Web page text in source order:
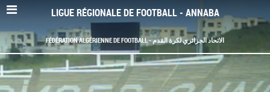
LIGUE RÉGIONALE DE FOOTBALL - ANNABA
FÉDÉRATION ALGÉRIENNE DE FOOTBALL - الاتحاد الجزائري لكرة القدم